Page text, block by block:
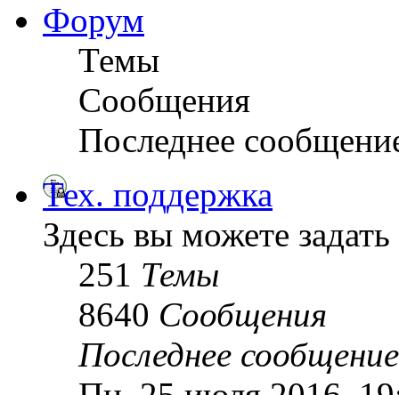
Форум
Темы
Сообщения
Последнее
Тех. поддержка
Здесь вы можете
251 Темы
8640 Сообщения
Последнее сообщение